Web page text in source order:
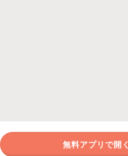
無料アプリで開く